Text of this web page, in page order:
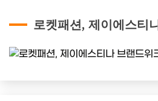
로켓패션, 제이에스티